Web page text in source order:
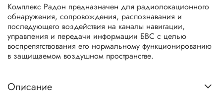
Комплекс Радон предназначен для радиолокационного
обнаружения, сопровождения, распознавания и
последующего воздействия на каналы навигации,
управления и передачи информации БВС с целью
воспрепятствования его нормальному функционированию
в защищаемом воздушном пространстве.
Описание